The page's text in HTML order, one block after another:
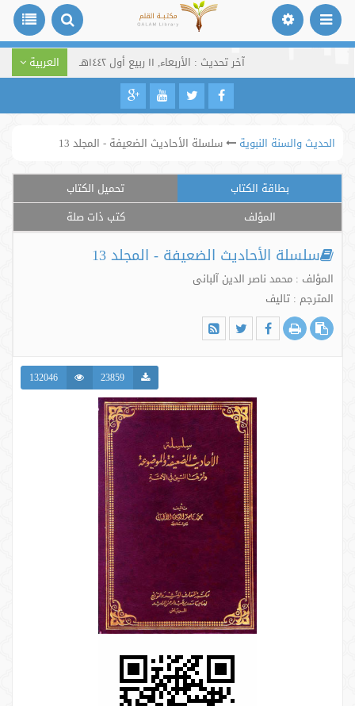
آخر تحديث : الأربعاء, ١١ ربيع أول ١٤٤٢هـ العربية
الحديث والسنة النبوية سلسلة الأحاديث الضعيفة - المجلد 13
بطاقة الكتاب
تحميل الكتاب
المؤلف
كتب ذات صلة
سلسلة الأحاديث الضعيفة - المجلد 13
المؤلف : محمد ناصر الدین آلبانی
المترجم : تالیف
23859
132046